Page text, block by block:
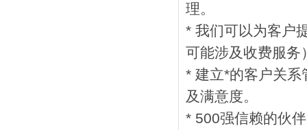
理。
* 我们可以为客户
可能涉及收费服务
* 建立*的客户关
及满意度。
* 500强信赖的伙